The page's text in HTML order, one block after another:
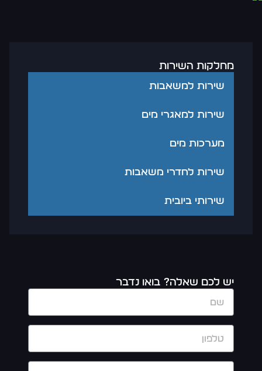
מחלקות השירות
שירות למשאבות
שירות למאגרי מים
מערכות מים
שירות לחדרי משאבות
שירותי ביובית
יש לכם שאלה? בואו נדבר